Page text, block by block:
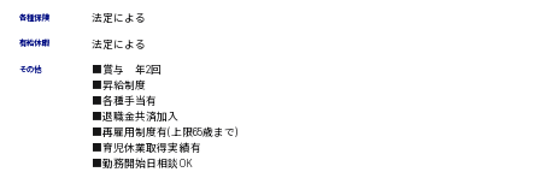
カスタマーエンジニア
販売・サービス・フード系
広島市安芸区
各種保険 法定による
有給休暇 法定による
その他
■賞与 年2回
■昇給制度
■各種手当有
■退職金共済加入
■再雇用制度有(上限65歳まで)
■育児休業取得実績有
■勤務開始日相談OK